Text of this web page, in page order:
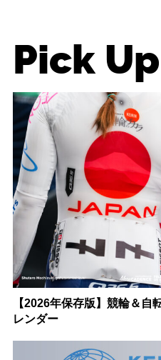
Pick Up
【2026年保存版】競輪＆自
レンダー